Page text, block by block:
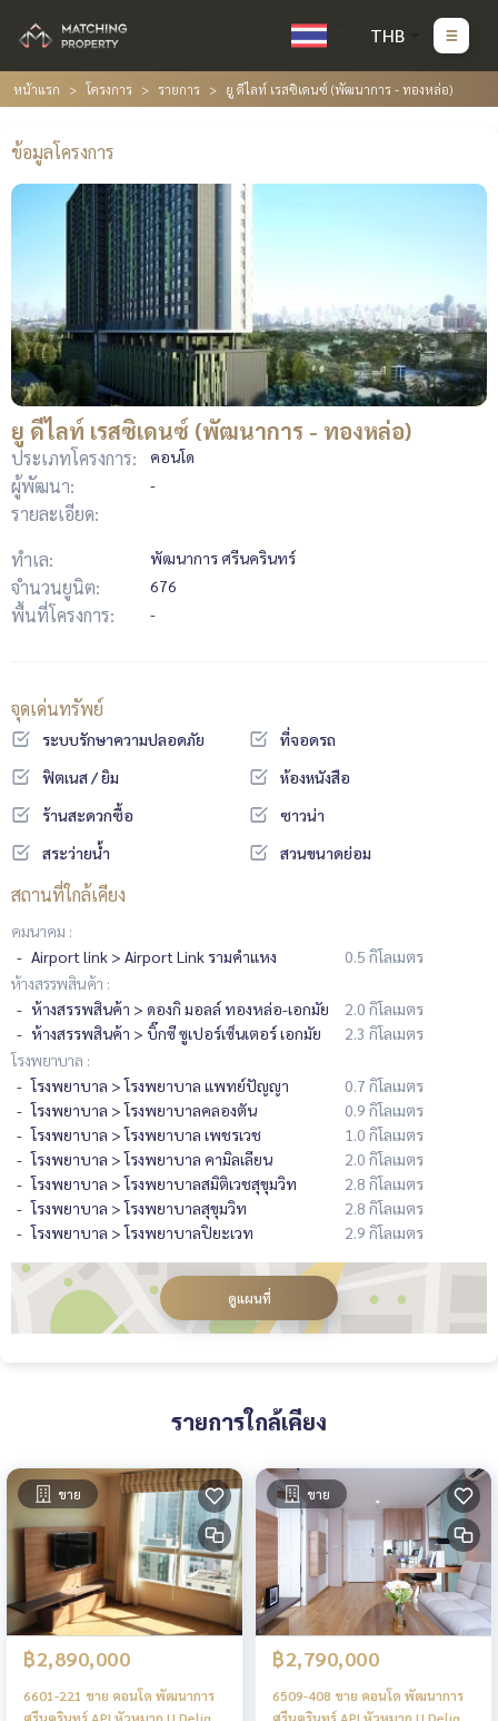
THB
หน้าแรก โครงการ รายการ ยู ดีไลท์ เรสซิเดนซ์ (พัฒนาการ - ทองหล่อ)
ข้อมูลโครงการ
ยู ดีไลท์ เรสซิเดนซ์ (พัฒนาการ - ทองหล่อ)
ประเภทโครงการ: คอนโด
ผู้พัฒนา: -
รายละเอียด:
ทำเล:
พัฒนาการ ศรีนครินทร์
จำนวนยูนิต: 676
พื้นที่โครงการ: -
จุดเด่นทรัพย์
ระบบรักษาความปลอดภัย
ที่จอดรถ
ฟิตเนส / ยิม
ห้องหนังสือ
ร้านสะดวกซื้อ
ซาวน่า
สระว่ายน้ำ
สวนขนาดย่อม
สถานที่ใกล้เคียง
คมนาคม :
Airport link > Airport Link รามคำแหง
0.5 กิโลเมตร
ห้างสรรพสินค้า :
ห้างสรรพสินค้า > ดองกิ มอลล์ ทองหล่อ-เอกมัย
2.0 กิโลเมตร
ห้างสรรพสินค้า > บิ๊กซี ซูเปอร์เซ็นเตอร์ เอกมัย
2.3 กิโลเมตร
โรงพยาบาล :
โรงพยาบาล > โรงพยาบาล แพทย์ปัญญา
0.7 กิโลเมตร
โรงพยาบาล > โรงพยาบาลคลองตัน
0.9 กิโลเมตร
โรงพยาบาล > โรงพยาบาล เพชรเวช
1.0 กิโลเมตร
โรงพยาบาล > โรงพยาบาล คามิลเลียน
2.0 กิโลเมตร
โรงพยาบาล > โรงพยาบาลสมิติเวชสุขุมวิท
2.8 กิโลเมตร
โรงพยาบาล > โรงพยาบาลสุขุมวิท
2.8 กิโลเมตร
โรงพยาบาล > โรงพยาบาลปิยะเวท
2.9 กิโลเมตร
ดูแผนที่
รายการใกล้เคียง
ขาย
฿2,890,000
6601-221 ขาย คอนโด พัฒนาการ
ศรีนครินทร์ APLหัวหมาก U Delight
ขาย
฿2,790,000
6509-408 ขาย คอนโด พัฒนาการ
ศรีนครินทร์ APLหัวหมาก U Delight